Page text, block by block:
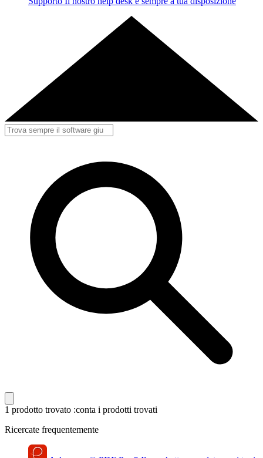
1 prodotto trovato :conta i prodotti trovati
Ricercate frequentemente